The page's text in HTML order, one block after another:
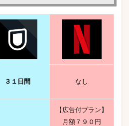
３１日間 なし
【広告付プラン】
月額７９０円